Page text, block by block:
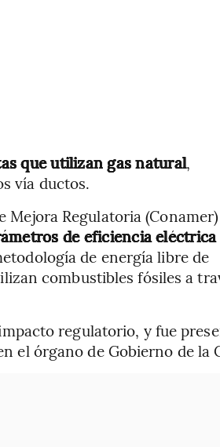
que utilizan gas natural,
vía ductos.
Regulatoria
de eficiencia eléctrica
de energía libre de
combustibles fósiles a
regulatorio, y fue
el órgano de Gobierno de la